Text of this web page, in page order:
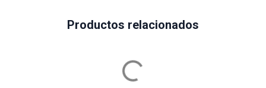
Productos relacionados